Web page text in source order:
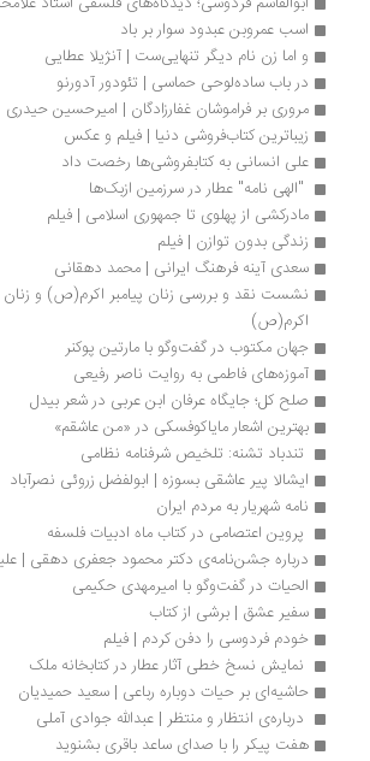
اسب عمروبن عبدود سوار بر باد
و اما زن نام دیگر تنهایی‌ست | آنژیلا عطایی
در باب ساده‌لوحی حماسی | تئودور آدورنو
مروری بر فراموشان غفارزادگان | امیرحسین حیدری
زیباترین کتاب‌فروشی دنیا | فیلم و عکس
علی انسانی به کتابفروشی‌ها رخصت داد
"الهی نامه" عطار در سرزمین ازبک‌ها
مادرکشی از پهلوی تا جمهوری اسلامی | فیلم
زندگی بدون توازن | فیلم
سعدی آینه فرهنگ ایرانی | محمد دهقانی
اکرم(ص)
جهان مکتوب در گفت‌وگو با مارتین پوکنر
آموزه‌های فاطمی به روایت ناصر رفیعی
صلح کل؛ جایگاه عرفان ابن عربی در شعر بیدل
بهترین اشعار مایاکوفسکی در «من عاشقم»
تندباد تشنه: تلخیص شرفنامه نظامی
ایشالا پیر عاشقی بسوزه | ابولفضل زروئی نصرآباد
نامه شهریار به مردم ایران
پروین اعتصامی در کتاب ماه ادبیات فلسفه
درباره جشن‌نامه‌ی دکتر محمود جعفری دهقی | علیرضا
الحیات در گفت‌وگو با امیرمهدی حکیمی
سفیر عشق | برشی از کتاب
خودم فردوسی را دفن کردم | فیلم
نمایش نسخ خطی آثار عطار در کتابخانه ملک
حاشیه‌ای بر حیات دوباره رباعی | سعید حمیدیان
درباره‌ی ‌انتظار و منتظر | عبدالله‌ جوادی ‌آملی
هفت پیکر را با صدای ساعد باقری بشنوید